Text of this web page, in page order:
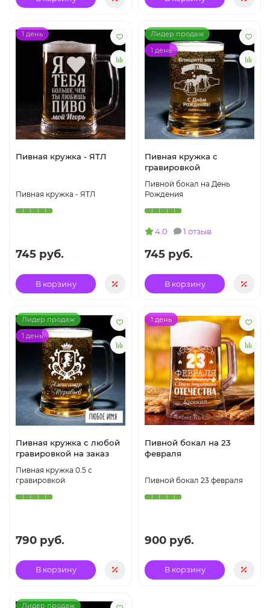
1 день
Пивная кружка - ЯТЛ
Пивная кружка - ЯТЛ
745 руб.
В корзину
Лидер продаж
1 день
Пивная кружка с
гравировкой
Пивной бокал на День
Рождения
4.0 1 отзыв
745 руб.
В корзину
Лидер продаж
1 день
Пивная кружка с любой
гравировкой на заказ
Пивная кружка 0.5 с
гравировкой
790 руб.
В корзину
1 день
Пивной бокал на 23
февраля
Пивной бокал 23 февраля
900 руб.
В корзину
Лидер продаж